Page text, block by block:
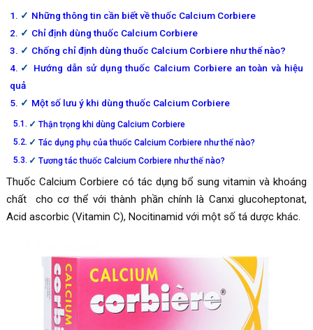
Những thông tin cần biết về thuốc Calcium Corbiere
Chỉ định dùng thuốc Calcium Corbiere
Chống chỉ định dùng thuốc Calcium Corbiere như thế nào?
Hướng dẫn sử dụng thuốc Calcium Corbiere an toàn và hiệu
quả
Một số lưu ý khi dùng thuốc Calcium Corbiere
Thận trọng khi dùng Calcium Corbiere
Tác dụng phụ của thuốc Calcium Corbiere như thế nào?
Tương tác thuốc Calcium Corbiere như thế nào?
Thuốc Calcium Corbiere có tác dụng bổ sung vitamin và khoáng
chất cho cơ thể với thành phần chính là Canxi glucoheptonat,
Acid ascorbic (Vitamin C), Nocitinamid với một số tá dược khác.